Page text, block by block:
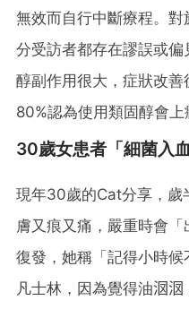
無效而自行中斷療程。
分受訪者都存在謬誤或
醇副作用很大，症狀改
80%認為使用類固醇會上
30歲女患者「細菌入
現年30歲的Cat分享，歲
膚又痕又痛，嚴重時會
復發，她稱「記得小時
凡士林，因為覺得油